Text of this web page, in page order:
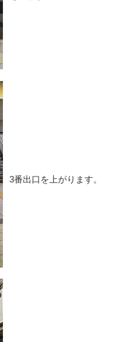
3番出口を上がります。